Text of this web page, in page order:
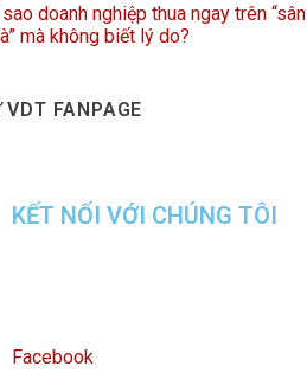
doanh nghiệp thua ngay trên “sân
mà không biết lý do?
FANPAGE
KẾT NỐI VỚI CHÚNG TÔI
Facebook